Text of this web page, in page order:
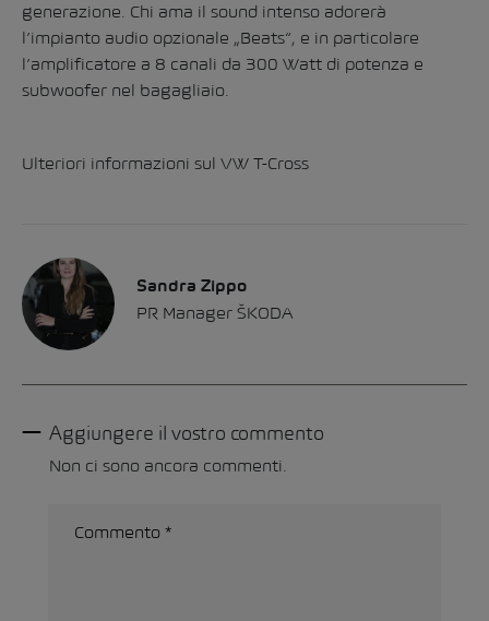
generazione. Chi ama il sound intenso adorerà
l’impianto audio opzionale „Beats“, e in particolare
l’amplificatore a 8 canali da 300 Watt di potenza e
subwoofer nel bagagliaio.
Ulteriori informazioni sul VW T-Cross
Sandra Zippo
PR Manager ŠKODA
Aggiungere il vostro commento
Non ci sono ancora commenti.